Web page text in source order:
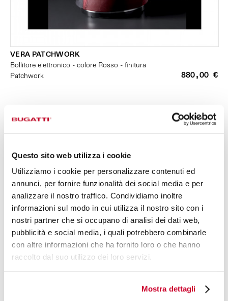
Questo sito web utilizza i cookie
Utilizziamo i cookie per personalizzare contenuti ed
annunci, per fornire funzionalità dei social media e per
analizzare il nostro traffico. Condividiamo inoltre
informazioni sul modo in cui utilizza il nostro sito con i
nostri partner che si occupano di analisi dei dati web,
pubblicità e social media, i quali potrebbero combinarle
con altre informazioni che ha fornito loro o che hanno
raccolto dal suo utilizzo dei loro servizi.
Mostra dettagli
VERA PATCHWORK
Bollitore elettronico - colore Rosso - finitura
Patchwork
880,00 €
PICCOLI ELETTRODOMESTICI
Bollitori Elettrici
Tostapane
Macchine del Caffè
Spremiagrumi
Frullatore
Bilancia da Cucina
Frullatore di Potenza